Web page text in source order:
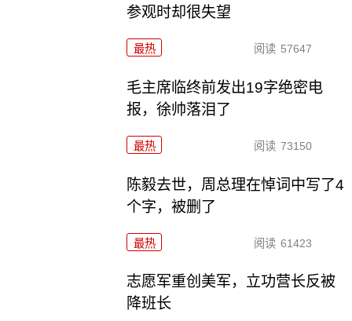
参观时却很失望
最热 阅读 57647
毛主席临终前发出19字绝密电
报，徐帅落泪了
最热 阅读 73150
陈毅去世，周总理在悼词中写了4
个字，被删了
最热 阅读 61423
志愿军重创美军，立功营长反被
降班长